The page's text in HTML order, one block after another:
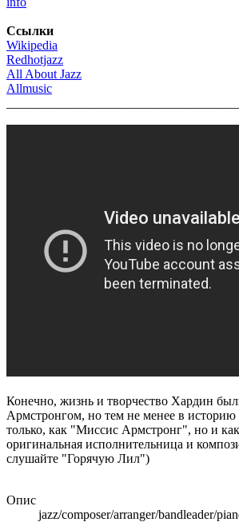
Ссылки
Wikipedia
Redhotjazz
All About Jazz
Allmusic
Конечно, жизнь и творчество Хардин
Армстронгом, но тем не менее в историю
только, как "Миссис Армстронг", но и как
оригинальная исполнительница и
слушайте "Горячую Лил")
Опис
jazz/composer/arranger/bandleader/